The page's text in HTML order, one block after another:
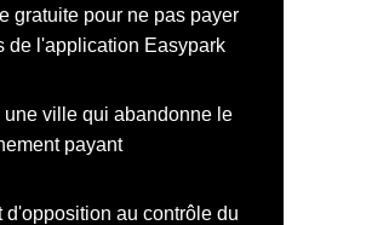
gratuite pour ne pas payer
de l'application Easypark
une ville qui abandonne le
payant
d'opposition au contrôle du